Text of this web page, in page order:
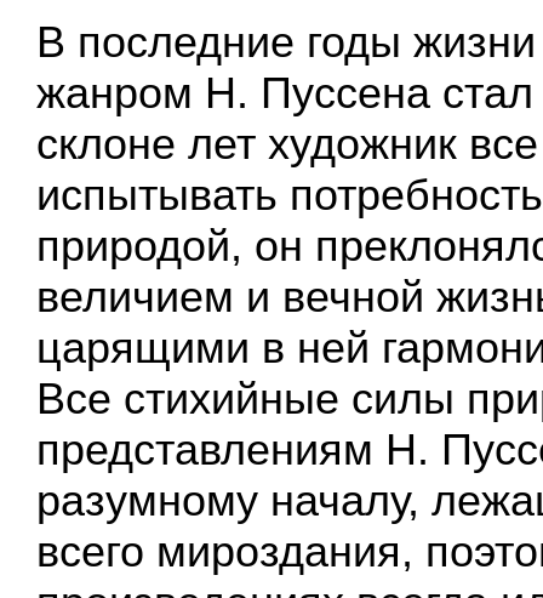
В последние годы
жанром Н. Пуссена
склоне лет художник
испытывать
природой, он
величием и вечной
царящими в ней
Все стихийные силы
представлениям Н.
разумному началу,
всего мироздания,